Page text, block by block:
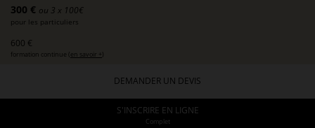
300 € ou 3 x 100€
pour les particuliers
600 €
formation continue ( en savoir + )
DEMANDER UN DEVIS
S'INSCRIRE EN LIGNE
Complet